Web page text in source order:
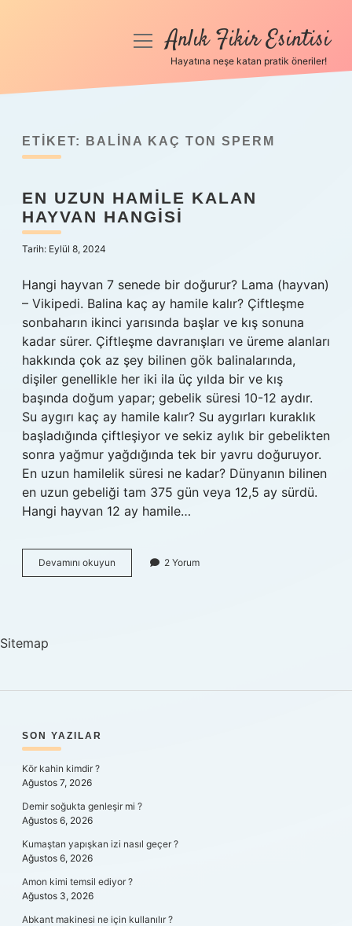
Anasayfa
Yasal Uyarı
Hakkımızda
menüyüAnlık Fikir Esintisi
Hayatına neşe katan pratik öneriler!
ETIKET: BALINA KAÇ TON SPERM
EN UZUN HAMILE KALAN
HAYVAN HANGISI
Tarih: Eylül 8, 2024
Hangi hayvan 7 senede bir doğurur? Lama (hayvan)
– Vikipedi. Balina kaç ay hamile kalır? Çiftleşme
sonbaharın ikinci yarısında başlar ve kış sonuna
kadar sürer. Çiftleşme davranışları ve üreme alanları
hakkında çok az şey bilinen gök balinalarında,
dişiler genellikle her iki ila üç yılda bir ve kış
başında doğum yapar; gebelik süresi 10-12 aydır.
Su aygırı kaç ay hamile kalır? Su aygırları kuraklık
başladığında çiftleşiyor ve sekiz aylık bir gebelikten
sonra yağmur yağdığında tek bir yavru doğuruyor.
En uzun hamilelik süresi ne kadar? Dünyanın bilinen
en uzun gebeliği tam 375 gün veya 12,5 ay sürdü.
Hangi hayvan 12 ay hamile…
Devamını okuyun
Uzun
2 Yorum
Sitemap
SIDEBAR
SON YAZILAR
Kör kahin kimdir ?
Ağustos 7, 2026
Demir soğukta genleşir mi ?
Ağustos 6, 2026
Kumaştan yapışkan izi nasıl geçer ?
Ağustos 6, 2026
Amon kimi temsil ediyor ?
Ağustos 3, 2026
Abkant makinesi ne için kullanılır ?